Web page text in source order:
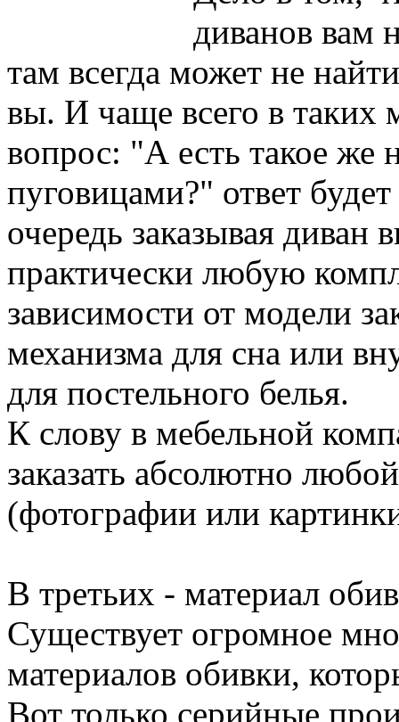
диванов вам
там всегда может не
вы. И чаще всего в таких
вопрос: "А есть такое же
пуговицами?" ответ
очередь заказывая
практически любую
зависимости от модели
механизма для сна или
для постельного белья.
К слову в мебельной
заказать абсолютно
(фотографии или
В третьих - материал
Существует огромное
материалов обивки,
Вот только серийные